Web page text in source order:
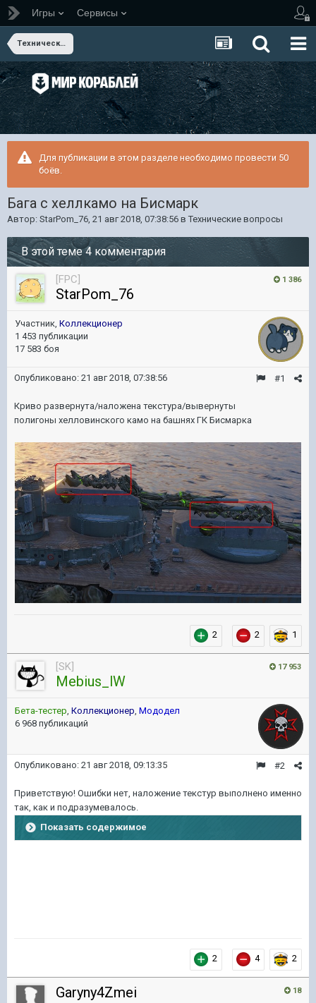
Игры Сервисы
Технические вопросы
Для публикации в этом разделе необходимо провести 50
боёв.
Бага с хеллкамо на Бисмарк
Автор: StarPom_76, 21 авг 2018, 07:38:56 в Технические вопросы
В этой теме 4 комментария
1 386
[FPC]
StarPom_76
Участник, Коллекционер
1 453 публикации
17 583 боя
#1
Опубликовано: 21 авг 2018, 07:38:56
Криво развернута/наложена текстура/вывернуты
полигоны хелловинского камо на башнях ГК Бисмарка
2 2 1
17 953
[SK]
Mebius_lW
Бета-тестер, Коллекционер, Мододел
6 968 публикаций
#2
Опубликовано: 21 авг 2018, 09:13:35
Приветствую! Ошибки нет, наложение текстур выполнено именно
так, как и подразумевалось.
Показать содержимое
2 4 2
18
Garyny4Zmei